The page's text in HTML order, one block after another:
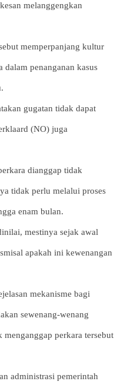
melanggengkan
memperpanjang kultur
penanganan kasus
gugatan tidak dapat
(NO) juga
dianggap tidak
tidak perlu melalui proses
enam bulan.
mestinya sejak awal
apakah ini kewenangan
mekanisme bagi
sewenang-wenang
perkara tersebut
administrasi pemerintah